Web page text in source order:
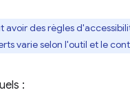
des règles
varie selon l'outil et le
: